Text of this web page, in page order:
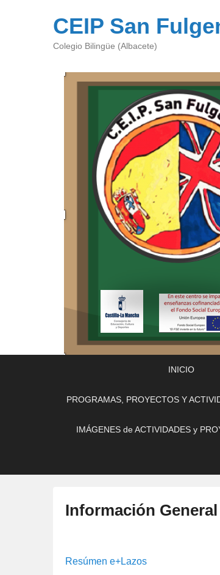
CEIP San
Colegio Bilingüe (Albacete)
INICIO
PROGRAMAS, PROYECTOS Y
IMÁGENES de ACTIVIDADES y
Información
b
Resúmen e+Lazos